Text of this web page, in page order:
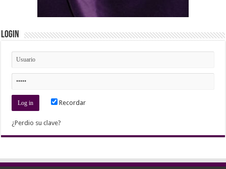
Login
Recordar
¿Perdio su clave?